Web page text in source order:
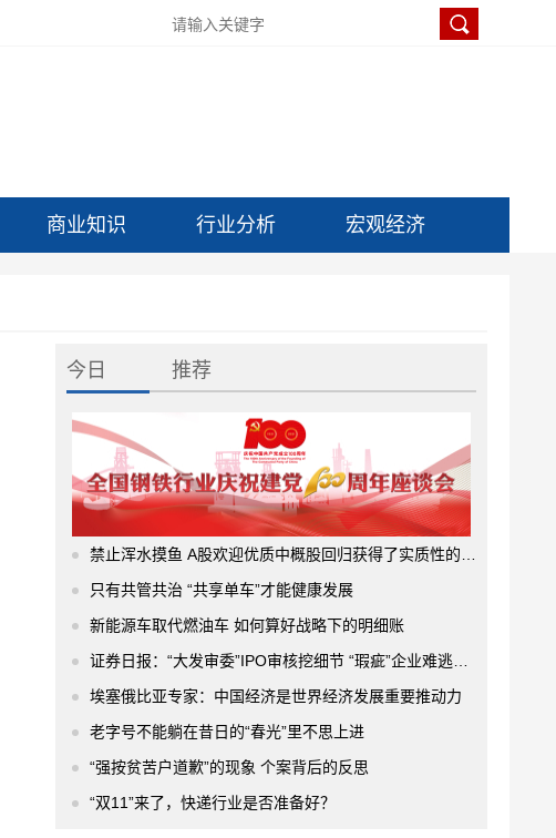
商业知识 行业分析 宏观经济
今日 推荐
禁止浑水摸鱼 A股欢迎优质中概股回归获得了实质性的进展
只有共管共治 “共享单车”才能健康发展
新能源车取代燃油车 如何算好战略下的明细账
证券日报：“大发审委”IPO审核挖细节 “瑕疵”企业难逃法眼
埃塞俄比亚专家：中国经济是世界经济发展重要推动力
老字号不能躺在昔日的“春光”里不思上进
“强按贫苦户道歉”的现象 个案背后的反思
“双11”来了，快递行业是否准备好？